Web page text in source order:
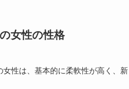
の女性の性格
女性は、基本的に柔軟性が高く、